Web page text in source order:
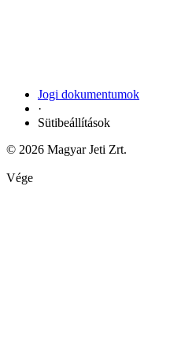
Jogi dokumentumok
·
Sütibeállítások
© 2026 Magyar Jeti Zrt.
Vége